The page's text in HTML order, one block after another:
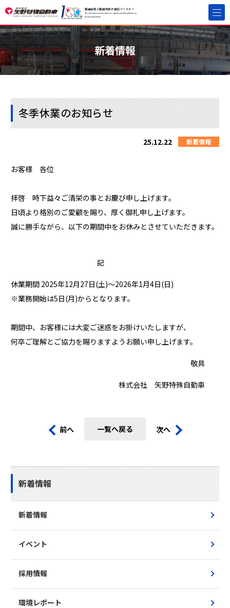
輸送品質と輸送効率の技術パートナー
The techinical partner for the quality and the efficiency
of transportation
新着情報
冬季休業のお知らせ
25.12.22 新着情報
お客様 各位
拝啓 時下益々ご清栄の事とお慶び申し上げます。
日頃より格別のご愛顧を賜り、厚く御礼申し上げます。
誠に勝手ながら、以下の期間中をお休みとさせていただきます。
記
休業期間 2025年12月27日(土)～2026年1月4日(日)
※業務開始は5日(月)からとなります。
期間中、お客様には大変ご迷惑をお掛けいたしますが、
何卒ご理解とご協力を賜りますようお願い申し上げます。
敬具
株式会社 矢野特殊自動車
一覧へ戻る
前へ 次へ
新着情報
新着情報
イベント
採用情報
環境レポート